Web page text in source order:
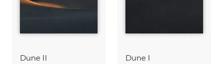
Dune II Dune I